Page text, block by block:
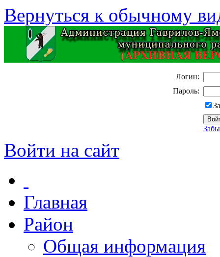
Вернуться к обычному
Логин:
Пароль:
Войти на сайт
Главная
Район
Общая информация